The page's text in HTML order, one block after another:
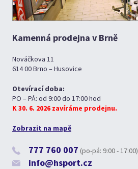
Kamenná prodejna v Brně
Nováčkova 11
614 00 Brno – Husovice
Otevírací doba:
PO – PÁ: od 9:00 do 17:00 hod
K 30. 6. 2026 zavíráme prodejnu.
Zobrazit na mapě
777 760 007 (po-pá: 9:00 - 17:00)
info@hsport.cz